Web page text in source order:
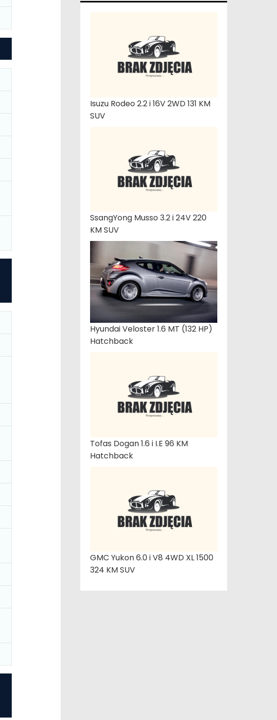
Isuzu Rodeo 2.2 i 16V 2WD 131 KM
SUV
SsangYong Musso 3.2 i 24V 220
KM SUV
Hyundai Veloster 1.6 MT (132 HP)
Hatchback
Tofas Dogan 1.6 i I.E 96 KM
Hatchback
GMC Yukon 6.0 i V8 4WD XL 1500
324 KM SUV